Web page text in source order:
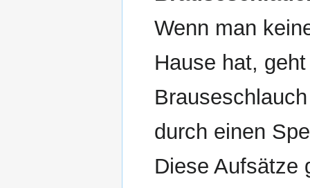
Wenn man
Hause hat,
durch einen
Diese Aufsätze